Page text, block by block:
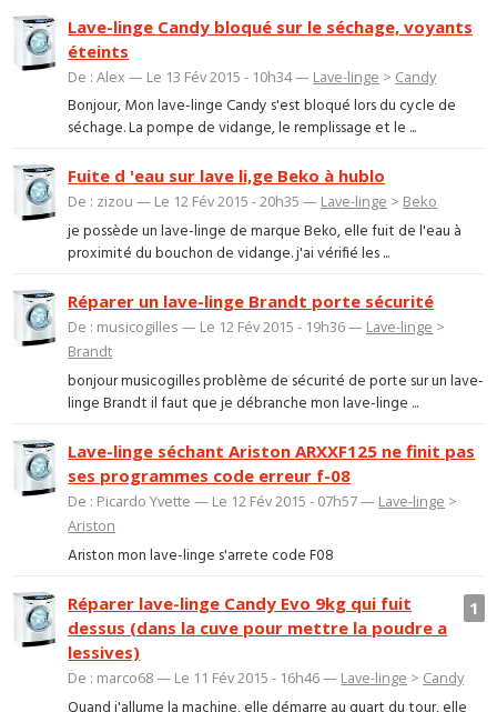
Lave-linge Candy bloqué sur le séchage, voyants
éteints
De : Alex — Le 13 Fév 2015 - 10h34 — Lave-linge > Candy
Bonjour, Mon lave-linge Candy s'est bloqué lors du cycle de
séchage. La pompe de vidange, le remplissage et le ...
Fuite d 'eau sur lave li,ge Beko à hublo
De : zizou — Le 12 Fév 2015 - 20h35 — Lave-linge > Beko
je possède un lave-linge de marque Beko, elle fuit de l'eau à
proximité du bouchon de vidange. j'ai vérifié les ...
Réparer un lave-linge Brandt porte sécurité
De : musicogilles — Le 12 Fév 2015 - 19h36 — Lave-linge >
Brandt
bonjour musicogilles problème de sécurité de porte sur un lave-
linge Brandt il faut que je débranche mon lave-linge ...
Lave-linge séchant Ariston ARXXF125 ne finit pas
ses programmes code erreur f-08
De : Picardo Yvette — Le 12 Fév 2015 - 07h57 — Lave-linge >
Ariston
Ariston mon lave-linge s'arrete code F08
1
Réparer lave-linge Candy Evo 9kg qui fuit
dessus (dans la cuve pour mettre la poudre a
lessives)
De : marco68 — Le 11 Fév 2015 - 16h46 — Lave-linge > Candy